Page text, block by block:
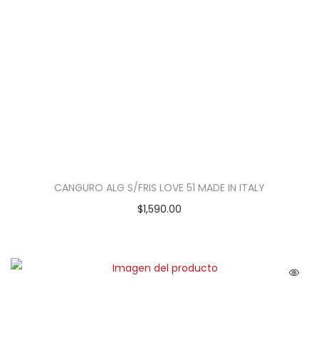
CANGURO ALG S/FRIS LOVE 51 MADE IN ITALY
$1,590.00